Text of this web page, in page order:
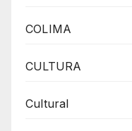
COLIMA
CULTURA
Cultural